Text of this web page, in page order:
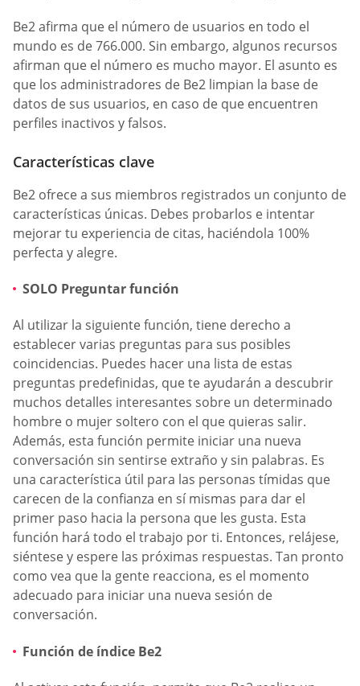
Be2 afirma que el número de usuarios en todo el
mundo es de 766.000. Sin embargo, algunos recursos
afirman que el número es mucho mayor. El asunto es
que los administradores de Be2 limpian la base de
datos de sus usuarios, en caso de que encuentren
perfiles inactivos y falsos.
Características clave
Be2 ofrece a sus miembros registrados un conjunto de
características únicas. Debes probarlos e intentar
mejorar tu experiencia de citas, haciéndola 100%
perfecta y alegre.
SOLO Preguntar función
Al utilizar la siguiente función, tiene derecho a
establecer varias preguntas para sus posibles
coincidencias. Puedes hacer una lista de estas
preguntas predefinidas, que te ayudarán a descubrir
muchos detalles interesantes sobre un determinado
hombre o mujer soltero con el que quieras salir.
Además, esta función permite iniciar una nueva
conversación sin sentirse extraño y sin palabras. Es
una característica útil para las personas tímidas que
carecen de la confianza en sí mismas para dar el
primer paso hacia la persona que les gusta. Esta
función hará todo el trabajo por ti. Entonces, relájese,
siéntese y espere las próximas respuestas. Tan pronto
como vea que la gente reacciona, es el momento
adecuado para iniciar una nueva sesión de
conversación.
Función de índice Be2